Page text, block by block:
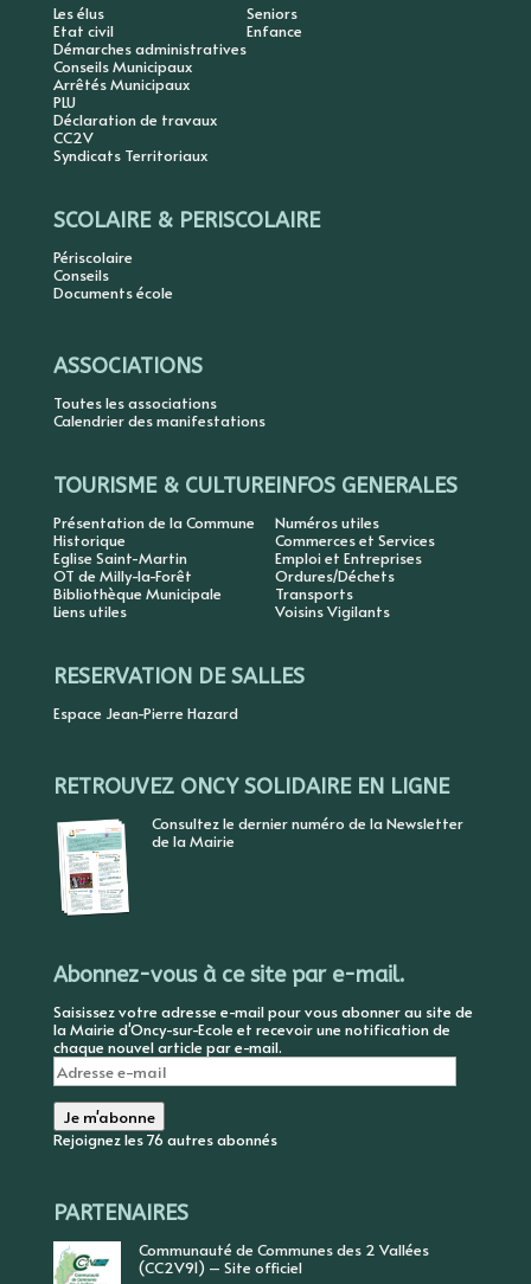
Les élus
Etat civil
Démarches administratives
Conseils Municipaux
Arrêtés Municipaux
PLU
Déclaration de travaux
CC2V
Syndicats Territoriaux
Seniors
Enfance
SCOLAIRE & PERISCOLAIRE
Périscolaire
Conseils
Documents école
ASSOCIATIONS
Toutes les associations
Calendrier des manifestations
TOURISME & CULTURE
Présentation de la Commune
Historique
Eglise Saint-Martin
OT de Milly-la-Forêt
Bibliothèque Municipale
Liens utiles
INFOS GENERALES
Numéros utiles
Commerces et Services
Emploi et Entreprises
Ordures/Déchets
Transports
Voisins Vigilants
RESERVATION DE SALLES
Espace Jean-Pierre Hazard
RETROUVEZ ONCY SOLIDAIRE EN LIGNE
Consultez le dernier numéro de la Newsletter
de la Mairie
Abonnez-vous à ce site par e-mail.
Saisissez votre adresse e-mail pour vous abonner au site de
la Mairie d'Oncy-sur-Ecole et recevoir une notification de
chaque nouvel article par e-mail.
Adresse
e-
mail
Je m'abonne
Rejoignez les 76 autres abonnés
PARTENAIRES
Communauté de Communes des 2 Vallées
(CC2V91) – Site officiel